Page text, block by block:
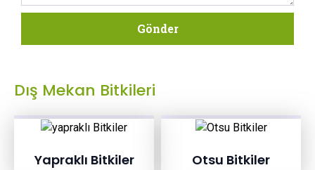
Gönder
Dış Mekan Bitkileri
Yapraklı Bitkiler Otsu Bitkiler